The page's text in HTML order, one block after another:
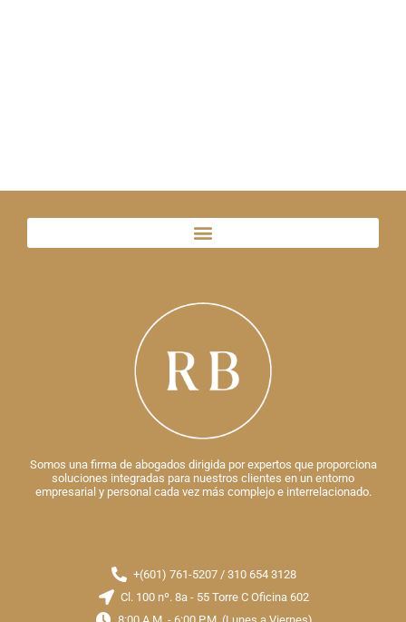
Somos una firma de abogados dirigida por expertos que proporciona
soluciones integradas para nuestros clientes en un entorno
empresarial y personal cada vez más complejo e interrelacionado.
+(601) 761-5207 / 310 654 3128
Cl. 100 nº. 8a - 55 Torre C Oficina 602